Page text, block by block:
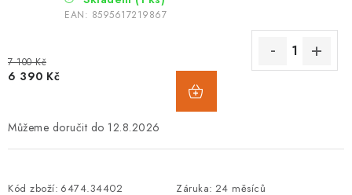
EAN: 8595617219867
7 100 Kč
6 390 Kč
12.8.2026
Kód zboží: 6474.34402 Záruka: 24 měsíců